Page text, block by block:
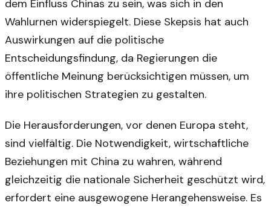
dem Einfluss Chinas zu sein, was sich in den
Wahlurnen widerspiegelt. Diese Skepsis hat auch
Auswirkungen auf die politische
Entscheidungsfindung, da Regierungen die
öffentliche Meinung berücksichtigen müssen, um
ihre politischen Strategien zu gestalten.
Die Herausforderungen, vor denen Europa steht,
sind vielfältig. Die Notwendigkeit, wirtschaftliche
Beziehungen mit China zu wahren, während
gleichzeitig die nationale Sicherheit geschützt wird,
erfordert eine ausgewogene Herangehensweise. Es